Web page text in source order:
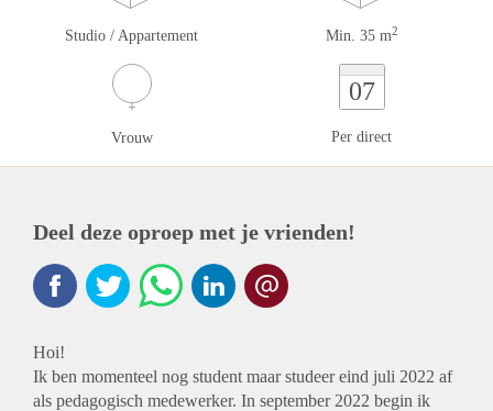
Studio / Appartement Min. 35 m2
Vrouw
07
Per direct
Deel deze oproep met je vrienden!
Hoi!
Ik ben momenteel nog student maar studeer eind juli 2022 af
als pedagogisch medewerker. In september 2022 begin ik